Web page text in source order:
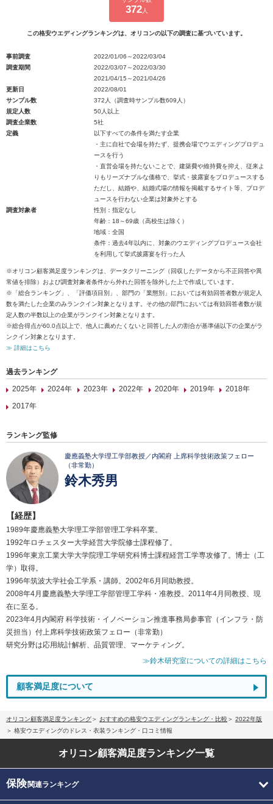
372人
この格安ウエディングランキングは、オリコンの以下の調査に基づいています。
事前調査
2022/01/06～2022/03/04
調査期間
2022/03/07～2022/03/30
2021/04/15～2021/04/26
更新日
2022/08/01
サンプル数
372人（調査時サンプル数609人）
規定人数
50人以上
調査企業数
5社
定義
以下すべての条件を満たす企業
・主に自社で会場を持たず、提携会場でウエディングプロデュ
ースを行う
・直営会場を持たないことで、建築費や維持費を抑え、従来よ
りもリーズナブルな価格で、挙式・披露宴をプロデュースする
ただし、結婚や、結婚式場の情報を掲載するサイト等、プロデ
ュースを行わない企業は対象外とする
調査対象者
性別：指定なし
年齢：18～69歳（高校生は除く）
地域：全国
条件：過去4年以内に、対象のウエディングプロデュース会社
を利用して挙式披露宴を行った人
※オリコン顧客満足度ランキングは、データクリーニング（回収したデータから不正回答や異
常値を排除）および調査対象者条件から外れた回答を除外した上で作成しています。
※「総合ランキング」、「評価項目別」、部門の「業態別」においては有効回答者数が規定人
数を満たした企業のみランクイン対象となります。その他の部門においては有効回答者数が規
定人数の半数以上の企業がランクイン対象となります。
※総合得点が60.0点以上で、他人に薦めたくないと回答した人の割合が基準値以下の企業がラ
ンクイン対象となります。
≫ 詳細はこちら
過去ランキング
2025年
2024年 2023年 2022年 2020年 2019年
2018年
2017年
ランキング監修
慶應義塾大学理工学部教授／内閣府 上席科学技術政策フェロー
（非常勤）
鈴木秀男
【経歴】
1989年慶應義塾大学理工学部管理工学科卒業。
1992年ロチェスター大学経営大学院修士課程修了。
1996年東京工業大学大学院理工学研究科博士課程経営工学専攻修了。博士（工
学）取得。
1996年筑波大学社会工学系・講師。2002年6月同助教授。
2008年4月慶應義塾大学理工学部管理工学科・准教授。2011年4月同教授、現
在に至る。
2023年4月内閣府 科学技術・イノベーション推進事務局参事官（インフラ・防
災担当）付上席科学技術政策フェロー（非常勤）
研究分野は応用統計解析、品質管理、マーケティング。
≫鈴木研究室についての詳細はこちら
顧客満足度について
オリコン顧客満足度ランキング おすすめの格安ウエディングランキング・比較
2022年版
格安ウエディングのドレス・衣装ランキング・口コミ情報
オリコン顧客満足度ランキング一覧
保険関連ランキング